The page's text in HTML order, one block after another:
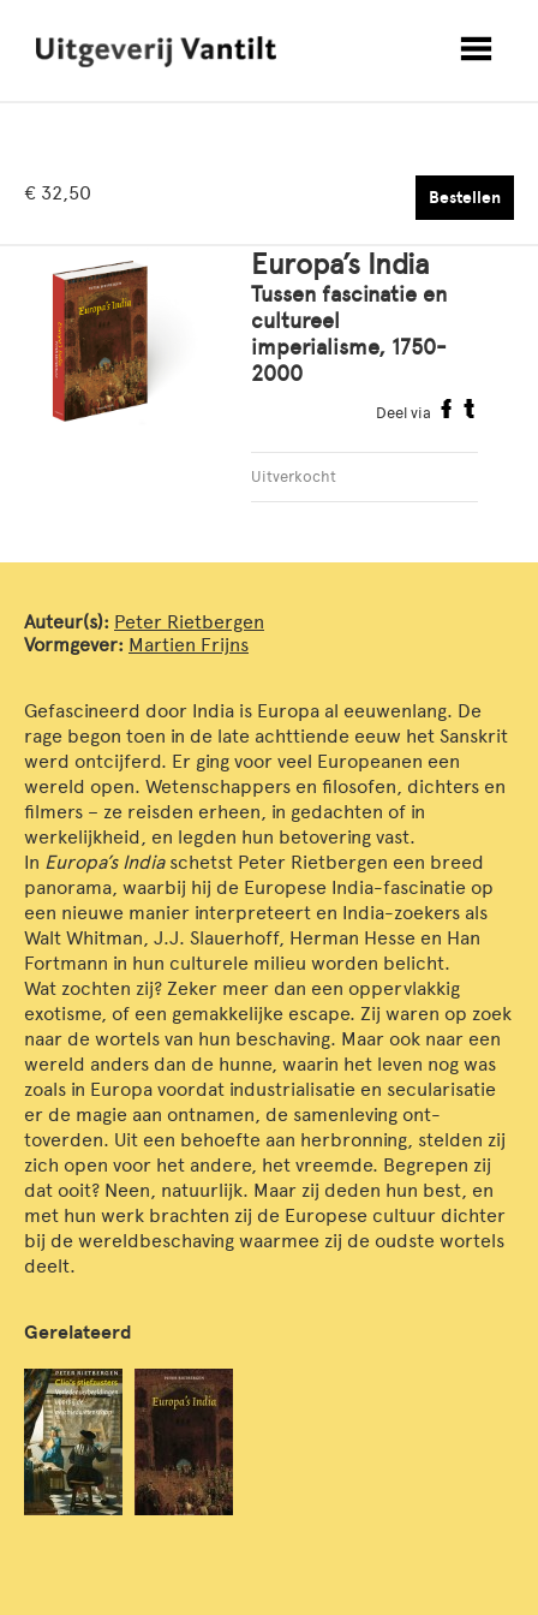
€ 32,50 Bestellen
Europa’s India
Tussen fascinatie en
cultureel
imperialisme, 1750-
2000
Deel via
Uitverkocht
Auteur(s): Peter Rietbergen
Vormgever: Martien Frijns
Gefascineerd door India is Europa al eeuwenlang. De
rage begon toen in de late achttiende eeuw het Sanskrit
werd ontcijferd. Er ging voor veel Europeanen een
wereld open. Wetenschappers en filosofen, dichters en
filmers – ze reisden erheen, in gedachten of in
werkelijkheid, en legden hun betovering vast.
In Europa’s Indiaschetst Peter Rietbergen een breed
panorama, waarbij hij de Europese India-fascinatie op
een nieuwe manier interpreteert en India-zoekers als
Walt Whitman, J.J. Slauerhoff, Herman Hesse en Han
Fortmann in hun culturele milieu worden belicht.
Wat zochten zij? Zeker meer dan een oppervlakkig
exotisme, of een gemakkelijke escape. Zij waren op zoek
naar de wortels van hun beschaving. Maar ook naar een
wereld anders dan de hunne, waarin het leven nog was
zoals in Europa voordat industrialisatie en secularisatie
er de magie aan ontnamen, de samenleving ont-
toverden. Uit een behoefte aan herbronning, stelden zij
zich open voor het andere, het vreemde. Begrepen zij
dat ooit? Neen, natuurlijk. Maar zij deden hun best, en
met hun werk brachten zij de Europese cultuur dichter
bij de wereldbeschaving waarmee zij de oudste wortels
deelt.
Gerelateerd